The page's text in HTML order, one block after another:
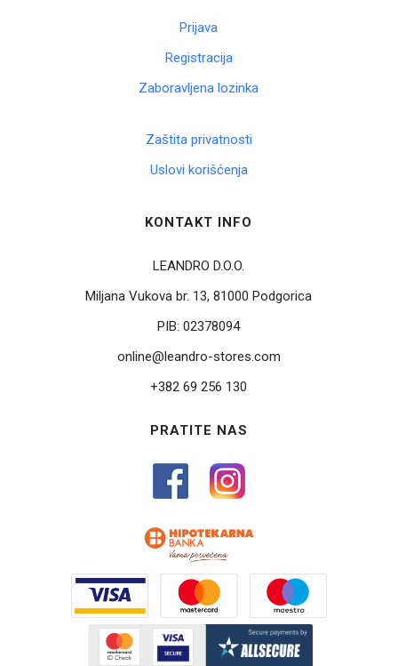
Prijava
Registracija
Zaboravljena lozinka
Zaštita privatnosti
Uslovi korišćenja
KONTAKT INFO
LEANDRO D.O.O.
Miljana Vukova br. 13, 81000 Podgorica
PIB:02378094
online@leandro-stores.com
+382 69 256 130
PRATITE NAS